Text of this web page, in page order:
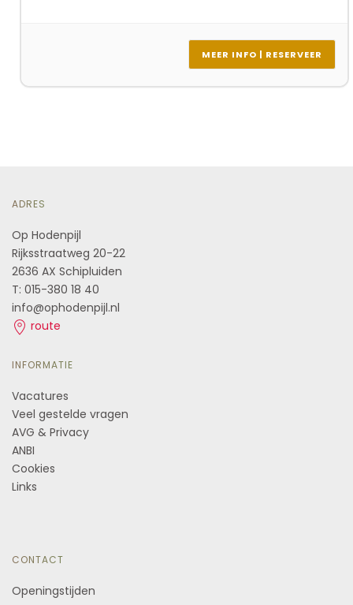
MEER INFO | RESERVEER
ADRES
Op Hodenpijl
Rijksstraatweg 20-22
2636 AX Schipluiden
T: 015-380 18 40
info@ophodenpijl.nl
route
INFORMATIE
Vacatures
Veel gestelde vragen
AVG & Privacy
ANBI
Cookies
Links
CONTACT
Openingstijden